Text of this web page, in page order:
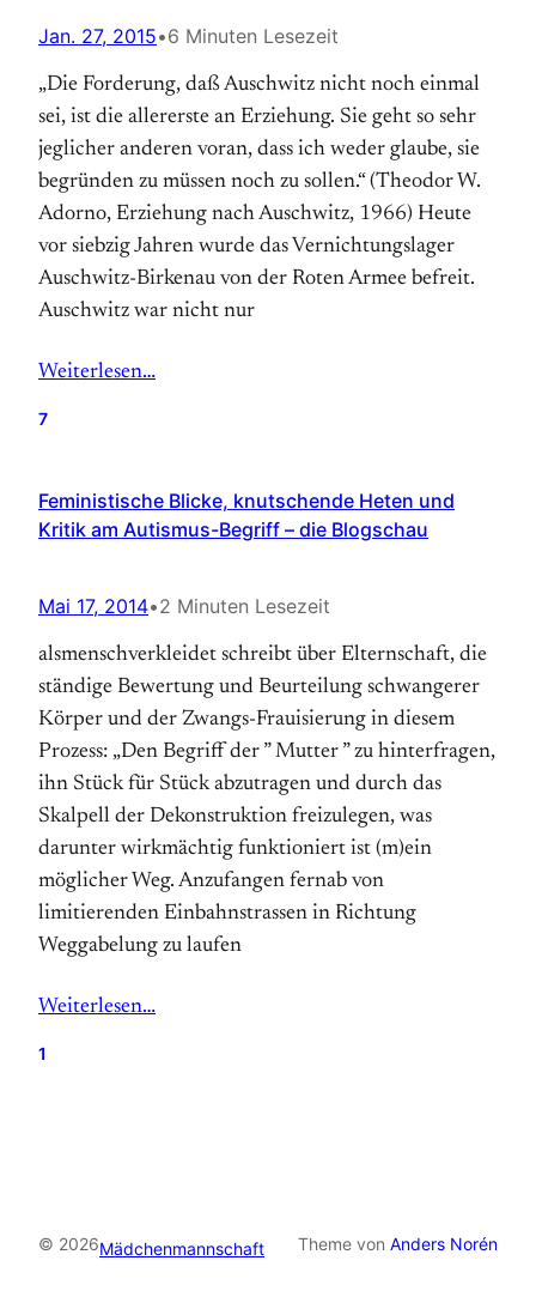
Jan. 27, 2015•6 Minuten Lesezeit
„Die Forderung, daß Auschwitz nicht noch einmal
sei, ist die allererste an Erziehung. Sie geht so sehr
jeglicher anderen voran, dass ich weder glaube, sie
begründen zu müssen noch zu sollen.“ (Theodor W.
Adorno, Erziehung nach Auschwitz, 1966) Heute
vor siebzig Jahren wurde das Vernichtungslager
Auschwitz-Birkenau von der Roten Armee befreit.
Auschwitz war nicht nur
Weiterlesen…
7
Feministische Blicke, knutschende Heten und
Kritik am Autismus-Begriff – die Blogschau
Mai 17, 2014•2 Minuten Lesezeit
alsmenschverkleidet schreibt über Elternschaft, die
ständige Bewertung und Beurteilung schwangerer
Körper und der Zwangs-Frauisierung in diesem
Prozess: „Den Begriff der ” Mutter ” zu hinterfragen,
ihn Stück für Stück abzutragen und durch das
Skalpell der Dekonstruktion freizulegen, was
darunter wirkmächtig funktioniert ist (m)ein
möglicher Weg. Anzufangen fernab von
limitierenden Einbahnstrassen in Richtung
Weggabelung zu laufen
Weiterlesen…
1
© 2026Mädchenmannschaft Theme von Anders Norén